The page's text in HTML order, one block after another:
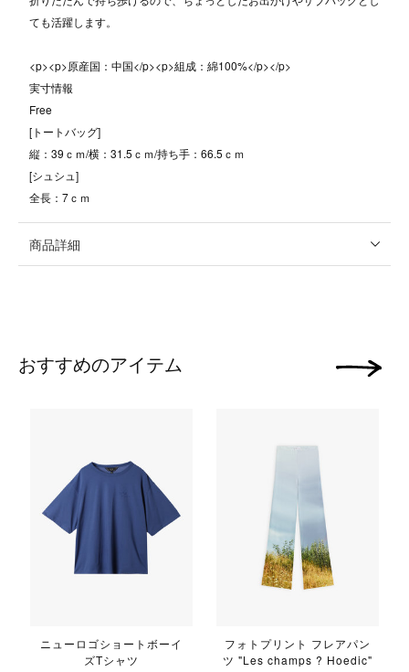
ても活躍します。
<p><p>原産国：中国</p><p>組成：綿100%</p></p>
実寸情報
Free
[トートバッグ]
縦：39ｃｍ/横：31.5ｃｍ/持ち手：66.5ｃｍ
[シュシュ]
全長：7ｃｍ
商品詳細
おすすめのアイテム
ニューロゴショートボーイ
ズTシャツ
フォトプリント フレアパン
ツ "Les champs ? Hoedic"
次の画像